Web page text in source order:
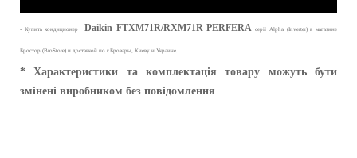
- Купить кондиционер Daikin FTXM71R/RXM71R PERFERA серії Alpha (Inverter) в магазине
Бростор (BroStore) и доставкой по г.Бровары, Киеву и Украине.
* Характеристики та комплектація товару можуть бути
змінені виробником без повідомлення